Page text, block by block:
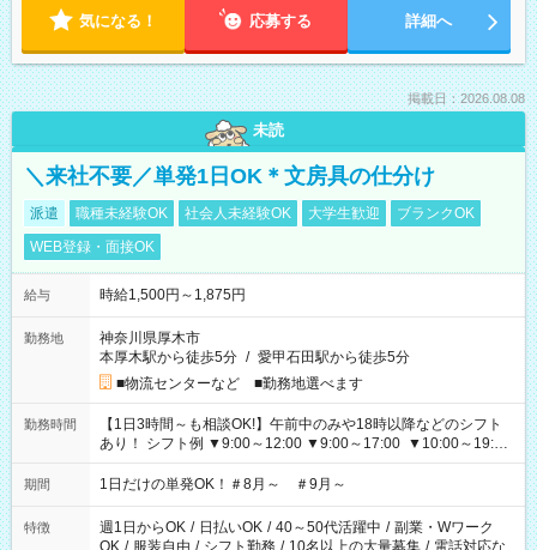
気になる！ 応募する 詳細へ
掲載日：2026.08.08
未読
＼来社不要／単発1日OK＊文房具の仕分け
派遣 職種未経験OK 社会人未経験OK 大学生歓迎
ブランクOK
WEB登録・面接OK
給与 時給1,500円～1,875円
勤務地
神奈川県厚木市
本厚木駅から徒歩5分 / 愛甲石田駅から徒歩5分
■物流センターなど ■勤務地選べます
勤務時間
【1日3時間～も相談OK!】午前中のみや18時以降などのシフト
あり！ シフト例 ▼9:00～12:00 ▼9:00～17:00 ▼10:00～19:00
▼18:00～21:00
期間 1日だけの単発OK！＃8月～ ＃9月～
特徴 週1日からOK / 日払いOK / 40～50代活躍中 / 副業・Wワーク
OK / 服装自由 / シフト勤務 / 10名以上の大量募集 / 電話対応な